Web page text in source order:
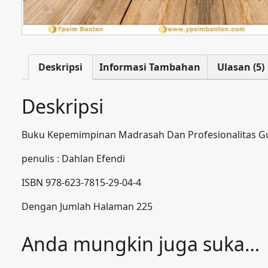
Deskripsi Informasi Tambahan Ulasan (5)
Deskripsi
Buku Kepemimpinan Madrasah Dan Profesionalitas
penulis : Dahlan Efendi
ISBN 978-623-7815-29-04-4
Dengan Jumlah Halaman 225
Anda mungkin juga suka…